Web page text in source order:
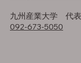
​九州産業大学 代表
092-673-5050